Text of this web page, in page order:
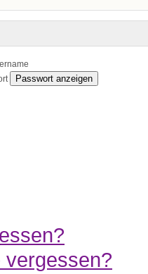
Passwort anzeigen
vergessen?